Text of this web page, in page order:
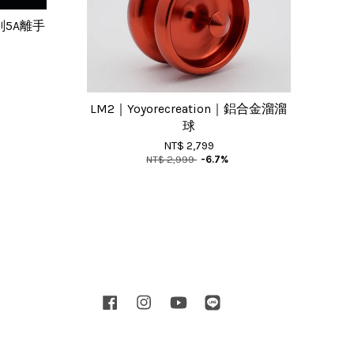
5A離手
LM2｜Yoyorecreation｜鋁合金溜溜
球
NT$ 2,799
NT$ 2,999 -6.7%
Facebook InstagramYouTube